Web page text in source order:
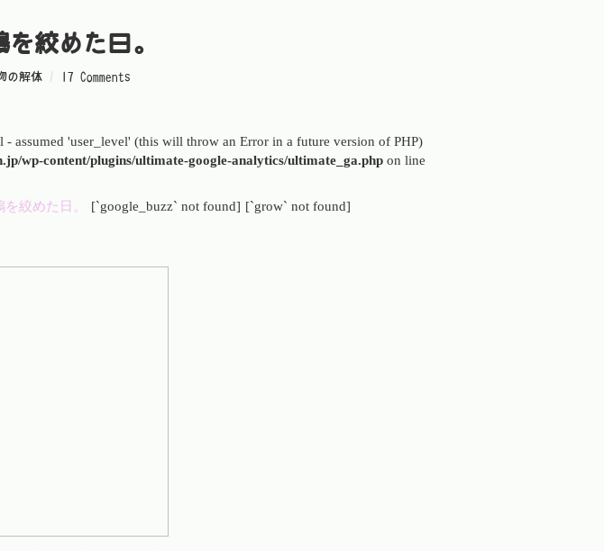
絞めた日。
の解体 / 17 Comments
- assumed 'user_level' (this will throw an Error in a future version of PHP)
wp-content/plugins/ultimate-google-analytics/ultimate_ga.php on line
[`google_buzz` not found] [`grow` not found]